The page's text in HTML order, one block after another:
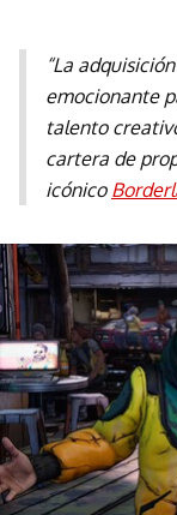
“La
emocionante
talento
cartera de
icónico